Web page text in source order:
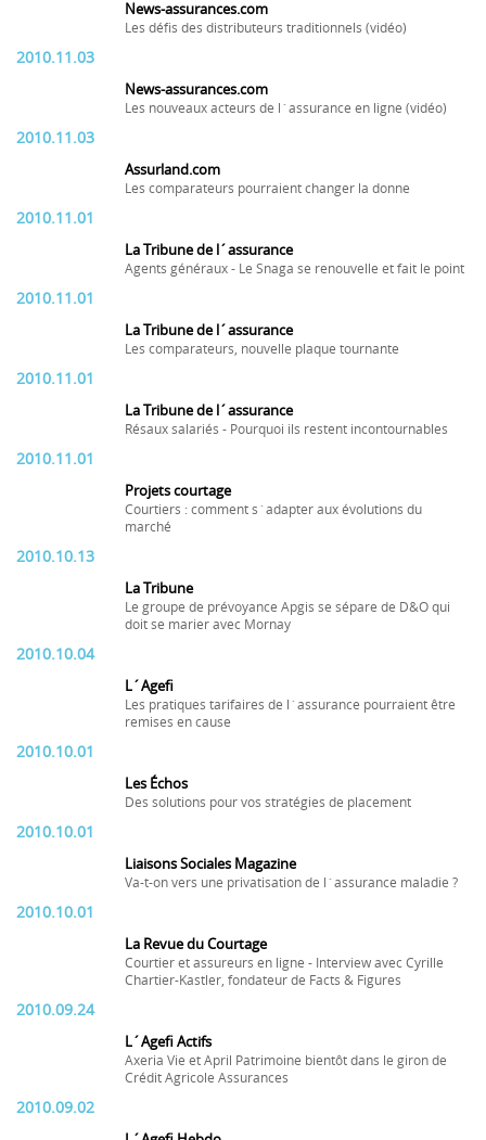
News-assurances.com
Les défis des distributeurs traditionnels (vidéo)
2010.11.03
News-assurances.com
Les nouveaux acteurs de l´assurance en ligne (vidéo)
2010.11.03
Assurland.com
Les comparateurs pourraient changer la donne
2010.11.01
La Tribune de l´assurance
Agents généraux - Le Snaga se renouvelle et fait le point
2010.11.01
La Tribune de l´assurance
Les comparateurs, nouvelle plaque tournante
2010.11.01
La Tribune de l´assurance
Résaux salariés - Pourquoi ils restent incontournables
2010.11.01
Projets courtage
Courtiers : comment s´adapter aux évolutions du
marché
2010.10.13
La Tribune
Le groupe de prévoyance Apgis se sépare de D&O qui
doit se marier avec Mornay
2010.10.04
L´Agefi
Les pratiques tarifaires de l´assurance pourraient être
remises en cause
2010.10.01
Les Échos
Des solutions pour vos stratégies de placement
2010.10.01
Liaisons Sociales Magazine
Va-t-on vers une privatisation de l´assurance maladie ?
2010.10.01
La Revue du Courtage
Courtier et assureurs en ligne - Interview avec Cyrille
Chartier-Kastler, fondateur de Facts & Figures
2010.09.24
L´Agefi Actifs
Axeria Vie et April Patrimoine bientôt dans le giron de
Crédit Agricole Assurances
2010.09.02